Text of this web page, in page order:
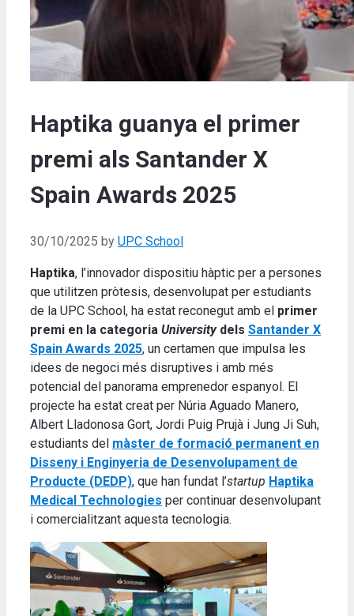
Haptika guanya el primer
premi als Santander X
Spain Awards 2025
30/10/2025 by UPC School
Haptika, l’innovador dispositiu hàptic per a persones
que utilitzen pròtesis, desenvolupat per estudiants
de la UPC School, ha estat reconegut amb el primer
premi en la categoria University dels Santander X
Spain Awards 2025, un certamen que impulsa les
idees de negoci més disruptives i amb més
potencial del panorama emprenedor espanyol. El
projecte ha estat creat per Núria Aguado Manero,
Albert Lladonosa Gort, Jordi Puig Prujà i Jung Ji Suh,
estudiants del màster de formació permanent en
Disseny i Enginyeria de Desenvolupament de
Producte (DEDP), que han fundat l’startup Haptika
Medical Technologies per continuar desenvolupant
i comercialitzant aquesta tecnologia.